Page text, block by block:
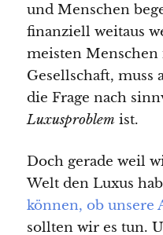
und Menschen
finanziell weitaus
meisten
Gesellschaft, muss
die Frage nach
Luxusproblemist.
Doch gerade weil
Welt den Luxus
können, ob unsere
sollten wir es tun.